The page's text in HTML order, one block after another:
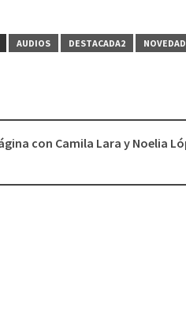
AUDIOS DESTACADA2
con Camila Lara y Noelia